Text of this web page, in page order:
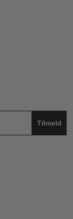
Tilmeld